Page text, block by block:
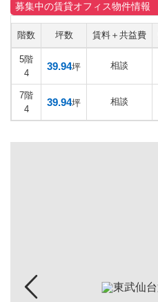
募集中の賃貸オフィス物件情報
階数 坪数 賃料＋共益費
5階
4
39.94坪 相談
7階
4
39.94坪 相談